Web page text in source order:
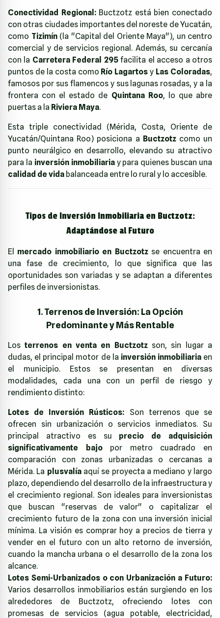
Conectividad Regional:Buctzotz está bien conectado
con otras ciudades importantes del noreste de Yucatán,
como Tizimín(la "Capital del Oriente Maya"), un centro
comercial y de servicios regional. Además, su cercanía
con la Carretera Federal 295facilita el acceso a otros
puntos de la costa como Río Lagartos y Las Coloradas,
famosos por sus flamencos y sus lagunas rosadas, y a la
frontera con el estado de Quintana Roo, lo que abre
puertas a la Riviera Maya.
Esta triple conectividad (Mérida, Costa, Oriente de
Yucatán/Quintana Roo) posiciona a Buctzotzcomo un
punto neurálgico en desarrollo, elevando su atractivo
para la inversión inmobiliariay para quienes buscan una
calidad de vida balanceada entre lo rural y lo accesible.
Tipos de Inversión Inmobiliaria en Buctzotz:
Adaptándose al Futuro
El mercado inmobiliario en Buctzotzse encuentra en
una fase de crecimiento, lo que significa que las
oportunidades son variadas y se adaptan a diferentes
perfiles de inversionistas.
1. Terrenos de Inversión: La Opción
Predominante y Más Rentable
Losterrenos en venta en Buctzotzson, sin lugar a
dudas, el principal motor de la inversión inmobiliariaen
el municipio. Estos se presentan en diversas
modalidades, cada una con un perfil de riesgo y
rendimiento distinto:
Lotes de Inversión Rústicos: Son terrenos que se
ofrecen sin urbanización o servicios inmediatos. Su
principal atractivo es su precio de adquisición
significativamente bajopor metro cuadrado en
comparación con zonas urbanizadas o cercanas a
Mérida. La plusvalíaaquí se proyecta a mediano y largo
plazo, dependiendo del desarrollo de la infraestructura y
el crecimiento regional. Son ideales para inversionistas
que buscan "reservas de valor" o capitalizar el
crecimiento futuro de la zona con una inversión inicial
mínima. La visión es comprar hoy a precios de tierra y
vender en el futuro con un alto retorno de inversión,
cuando la mancha urbana o el desarrollo de la zona los
alcance.
Lotes Semi-Urbanizados o con Urbanización a Futuro:
Varios desarrollos inmobiliarios están surgiendo en los
alrededores de Buctzotz, ofreciendo lotes con
promesas de servicios (agua potable, electricidad,